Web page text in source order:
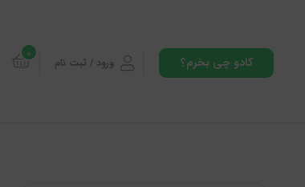
کادو چی بخرم؟ ورود / ثبت نام
0